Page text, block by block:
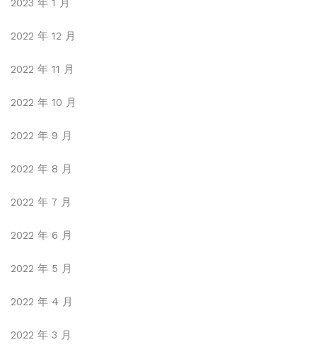
2023 年 1 月
2022 年 12 月
2022 年 11 月
2022 年 10 月
2022 年 9 月
2022 年 8 月
2022 年 7 月
2022 年 6 月
2022 年 5 月
2022 年 4 月
2022 年 3 月